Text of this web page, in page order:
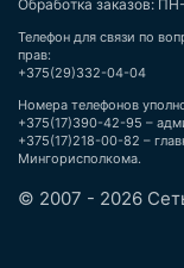
Обработка заказов:
Телефон для связи по
прав:
+375(29)332-04-04
Номера телефонов
+375(17)390-42-95 –
+375(17)218-00-82 –
Мингорисполкома.
© 2007 - 2026